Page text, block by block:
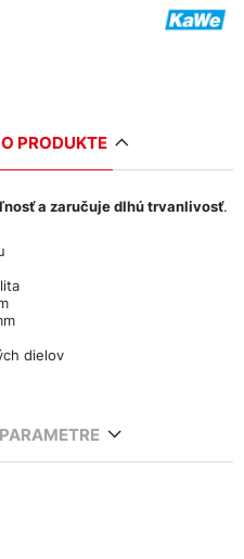
PRODUKTE
a zaručuje dlhú trvanlivosť.
dielov